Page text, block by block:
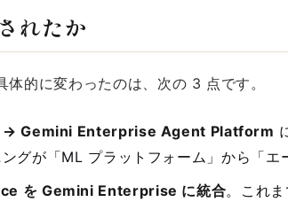
れたか
体的に変わったのは、次の 3 点です。
Gemini Enterprise Agent Platform
グが「ML プラットフォーム」から「エ
を Gemini Enterprise に統合。これ